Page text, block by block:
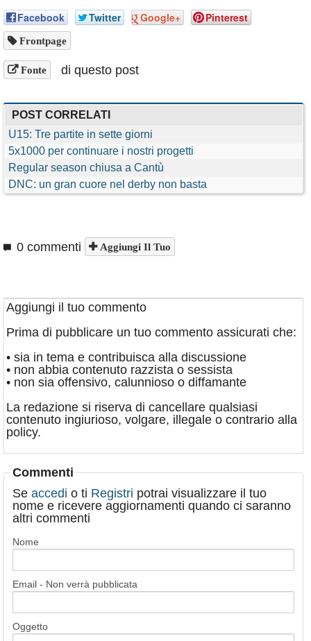
Facebook Twitter Google+ Pinterest
Frontpage
Fonte di questo post
POST CORRELATI
U15: Tre partite in sette giorni
5x1000 per continuare i nostri progetti
Regular season chiusa a Cantù
DNC: un gran cuore nel derby non basta
0 commenti Aggiungi Il Tuo
Aggiungi il tuo commento
Prima di pubblicare un tuo commento assicurati che:
• sia in tema e contribuisca alla discussione
• non abbia contenuto razzista o sessista
• non sia offensivo, calunnioso o diffamante
La redazione si riserva di cancellare qualsiasi
contenuto ingiurioso, volgare, illegale o contrario alla
policy.
Commenti
Se accedi o ti Registri potrai visualizzare il tuo
nome e ricevere aggiornamenti quando ci saranno
altri commenti
Nome
Email - Non verrà pubblicata
Oggetto